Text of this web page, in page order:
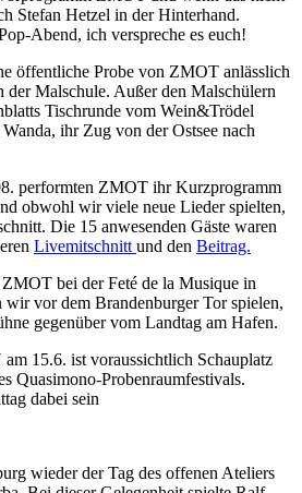
Stefan Hetzel in der Hinterhand.
Abend, ich verspreche es euch!
öffentliche Probe von ZMOT anlässlich
der Malschule. Außer den Malschülern
Tischrunde vom Wein&Trödel
ihr Zug von der Ostsee nach
performten ZMOT ihr Kurzprogramm
obwohl wir viele neue Lieder spielten,
Die 15 anwesenden Gäste waren
Livemitschnitt und den Beitrag.
bei der Feté de la Musique in
wir vor dem Brandenburger Tor spielen,
gegenüber vom Landtag am Hafen.
15.6. ist voraussichtlich Schauplatz
Quasimono-Probenraumfestivals.
dabei sein
wieder der Tag des offenen Ateliers